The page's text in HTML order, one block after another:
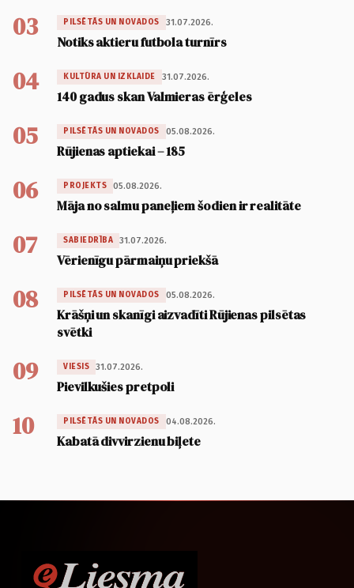
03 PILSĒTĀS UN NOVADOS 31.07.2026.
Notiks aktieru futbola turnīrs
04 KULTŪRA UN IZKLAIDE 31.07.2026.
140 gadus skan Valmieras ērģeles
05 PILSĒTĀS UN NOVADOS 05.08.2026.
Rūjienas aptiekai – 185
06 PROJEKTS 05.08.2026.
Māja no salmu paneļiem šodien ir realitāte
07 SABIEDRĪBA 31.07.2026.
Vērienīgu pārmaiņu priekšā
08 PILSĒTĀS UN NOVADOS 05.08.2026.
Krāšņi un skanīgi aizvadīti Rūjienas pilsētas
svētki
09 VIESIS 31.07.2026.
Pievilkušies pretpoli
10 PILSĒTĀS UN NOVADOS 04.08.2026.
Kabatā divvirzienu biļete